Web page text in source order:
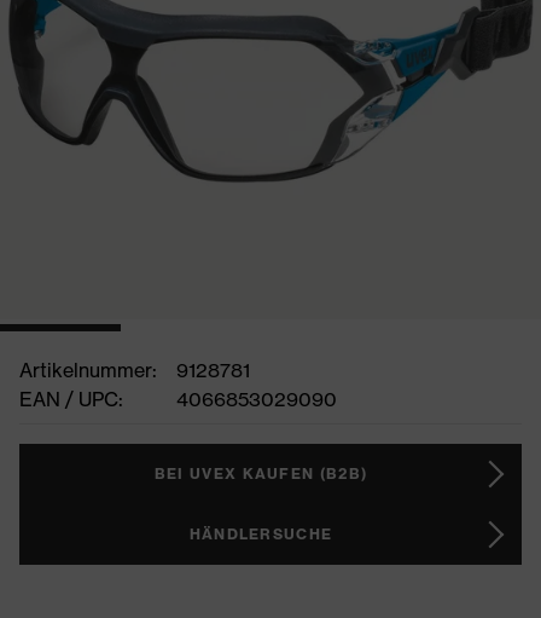
Artikelnummer:
9128781
EAN / UPC:
4066853029090
BEI UVEX KAUFEN (B2B)
HÄNDLERSUCHE